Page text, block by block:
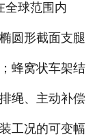
我们
全球范围内
圆形截面支腿
蜂窝状车架结
绳、主动补偿
工况的可变幅